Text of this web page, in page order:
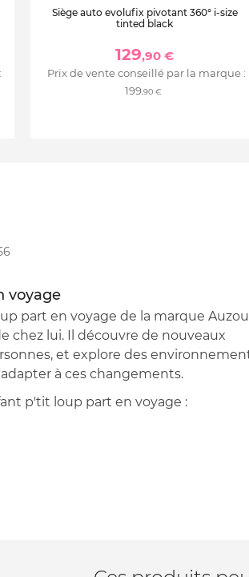
Siège auto evolufix pivotant 360° i-size
tinted black
129,90 €
Prix de vente conseillé par la marque :
199,90 €
voyage
part en voyage de la marque
chez lui. Il découvre de nouveaux
et explore des
à ces changements.
p'tit loup part en voyage :